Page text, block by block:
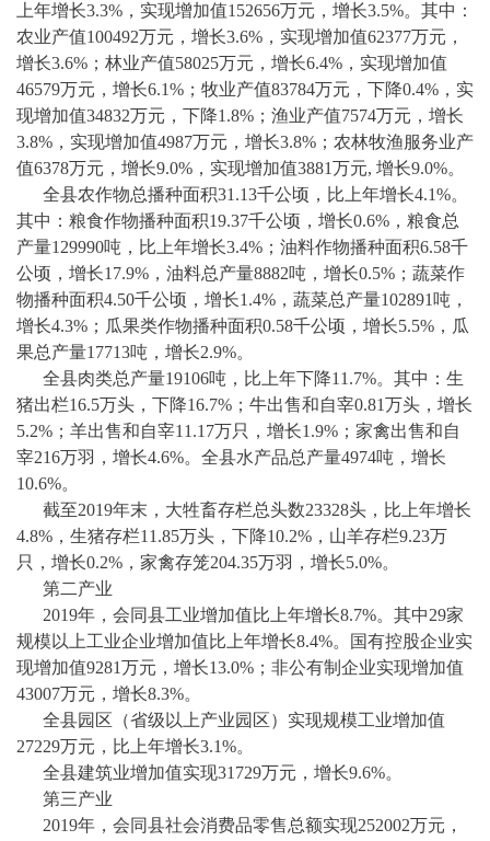
上年增长3.3%，实现增加值152656万元，增长3.5%。其中：
农业产值100492万元，增长3.6%，实现增加值62377万元，
增长3.6%；林业产值58025万元，增长6.4%，实现增加值
46579万元，增长6.1%；牧业产值83784万元，下降0.4%，实
现增加值34832万元，下降1.8%；渔业产值7574万元，增长
3.8%，实现增加值4987万元，增长3.8%；农林牧渔服务业产
值6378万元，增长9.0%，实现增加值3881万元, 增长9.0%。
全县农作物总播种面积31.13千公顷，比上年增长4.1%。
其中：粮食作物播种面积19.37千公顷，增长0.6%，粮食总
产量129990吨，比上年增长3.4%；油料作物播种面积6.58千
公顷，增长17.9%，油料总产量8882吨，增长0.5%；蔬菜作
物播种面积4.50千公顷，增长1.4%，蔬菜总产量102891吨，
增长4.3%；瓜果类作物播种面积0.58千公顷，增长5.5%，瓜
果总产量17713吨，增长2.9%。
全县肉类总产量19106吨，比上年下降11.7%。其中：生
猪出栏16.5万头，下降16.7%；牛出售和自宰0.81万头，增长
5.2%；羊出售和自宰11.17万只，增长1.9%；家禽出售和自
宰216万羽，增长4.6%。全县水产品总产量4974吨，增长
10.6%。
截至2019年末，大牲畜存栏总头数23328头，比上年增长
4.8%，生猪存栏11.85万头，下降10.2%，山羊存栏9.23万
只，增长0.2%，家禽存笼204.35万羽，增长5.0%。
第二产业
2019年，会同县工业增加值比上年增长8.7%。其中29家
规模以上工业企业增加值比上年增长8.4%。国有控股企业实
现增加值9281万元，增长13.0%；非公有制企业实现增加值
43007万元，增长8.3%。
全县园区（省级以上产业园区）实现规模工业增加值
27229万元，比上年增长3.1%。
全县建筑业增加值实现31729万元，增长9.6%。
第三产业
2019年，会同县社会消费品零售总额实现252002万元，